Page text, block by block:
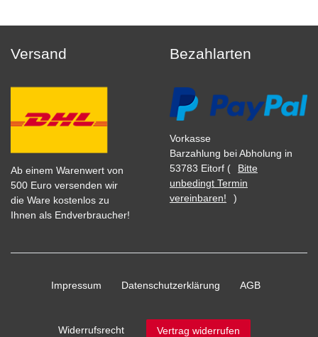
Versand
Ab einem Warenwert von
500 Euro versenden wir
die Ware kostenlos zu
Ihnen als Endverbraucher!
Bezahlarten
Vorkasse
Barzahlung bei Abholung in
53783 Eitorf (
Bitte
unbedingt Termin
vereinbaren!
)
Impressum Daten­schutz­erklärung AGB
Widerrufs­recht Vertrag widerrufen